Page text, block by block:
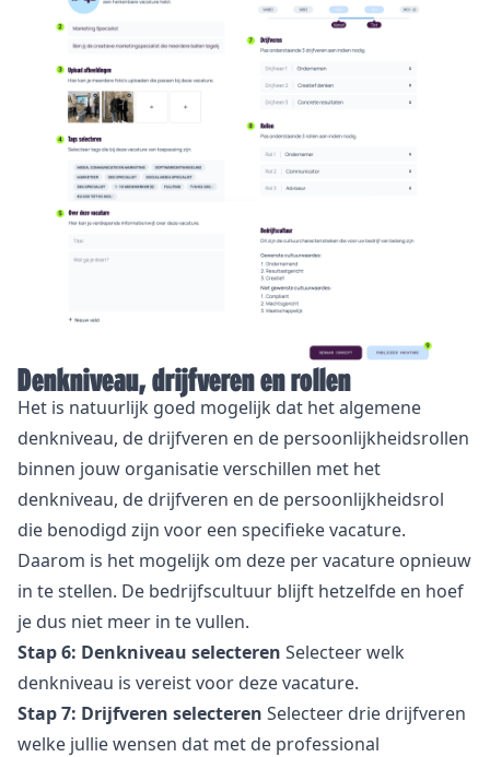
Denkniveau, drijfveren en rollen
Het is natuurlijk goed mogelijk dat het algemene
denkniveau, de drijfveren en de persoonlijkheidsrollen
binnen jouw organisatie verschillen met het
denkniveau, de drijfveren en de persoonlijkheidsrol
die benodigd zijn voor een specifieke vacature.
Daarom is het mogelijk om deze per vacature opnieuw
in te stellen. De bedrijfscultuur blijft hetzelfde en hoef
je dus niet meer in te vullen.
Stap 6: Denkniveau selecteren Selecteer welk
denkniveau is vereist voor deze vacature.
Stap 7: Drijfveren selecteren Selecteer drie drijfveren
welke jullie wensen dat met de professional